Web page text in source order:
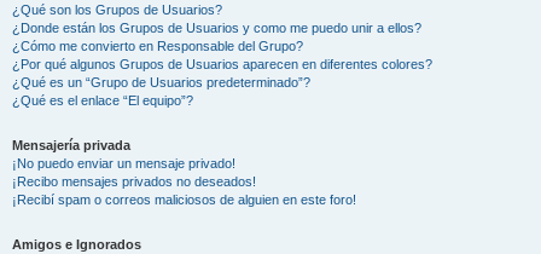
¿Qué son los Grupos de Usuarios?
¿Donde están los Grupos de Usuarios y como me puedo unir a ellos?
¿Cómo me convierto en Responsable del Grupo?
¿Por qué algunos Grupos de Usuarios aparecen en diferentes colores?
¿Qué es un “Grupo de Usuarios predeterminado”?
¿Qué es el enlace “El equipo”?
Mensajería privada
¡No puedo enviar un mensaje privado!
¡Recibo mensajes privados no deseados!
¡Recibí spam o correos maliciosos de alguien en este foro!
Amigos e Ignorados